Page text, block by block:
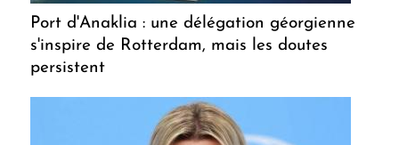
Port d'Anaklia : une délégation géorgienne
s'inspire de Rotterdam, mais les doutes
persistent